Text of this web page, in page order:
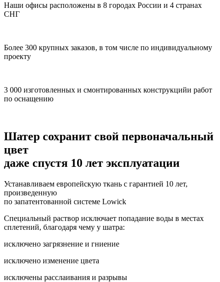
Наши офисы расположены в 8 городах России и 4 странах
СНГ
Более 300 крупных заказов, в том числе по индивидуальному
проекту
3 000 изготовленных и смонтированных конструкцийи работ
по оснащению
Шатер сохранит свой первоначальный
цвет
даже спустя 10 лет эксплуатации
Устанавливаем европейскую ткань с гарантией 10 лет,
произведенную
по запатентованной системе Lowick
Специальный раствор исключает попадание воды в местах
сплетений, благодаря чему у шатра:
исключено загрязнение и гниение
исключено изменение цвета
исключены расслаивания и разрывы